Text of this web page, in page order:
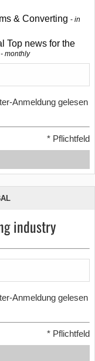
& Converting
in
Top news for the
monthly
Anmeldung gelesen
* Pflichtfeld
industry
Anmeldung gelesen
* Pflichtfeld